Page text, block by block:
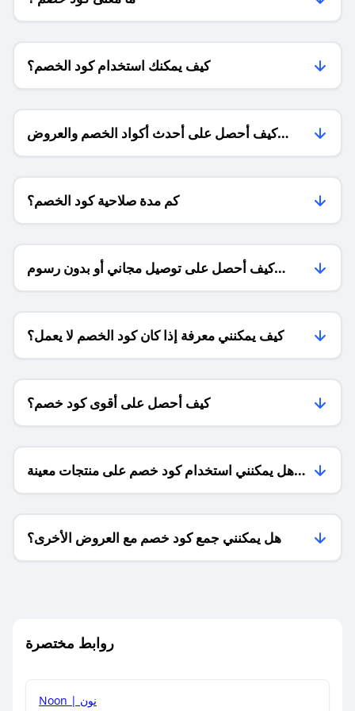
كيف يمكنك استخدام كود الخصم؟
كيف أحصل على أحدث أكواد الخصم والعروض
للمتاجر؟
كم مدة صلاحية كود الخصم؟
كيف أحصل على توصيل مجاني أو بدون رسوم
الشحن ؟
كيف يمكنني معرفة إذا كان كود الخصم لا يعمل؟
كيف أحصل على أقوى كود خصم؟
هل يمكنني استخدام كود خصم على منتجات معينة
فقط؟
هل يمكنني جمع كود خصم مع العروض الأخرى؟
روابط مختصرة
Noon | نون